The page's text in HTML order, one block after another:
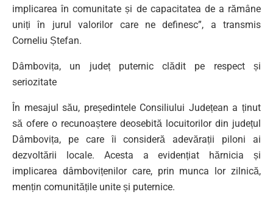
implicarea în comunitate și de capacitatea de a rămâne
uniți în jurul valorilor care ne definesc”, a transmis
Corneliu Ștefan.
Dâmbovița, un județ puternic clădit pe respect și
seriozitate
În mesajul său, președintele Consiliului Județean a ținut
să ofere o recunoaștere deosebită locuitorilor din județul
Dâmbovița, pe care îi consideră adevărații piloni ai
dezvoltării locale. Acesta a evidențiat hărnicia și
implicarea dâmbovițenilor care, prin munca lor zilnică,
mențin comunitățile unite și puternice.